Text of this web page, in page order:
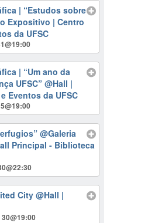
| “Estudos sobre
Expositivo | Centro
da UFSC
| “Um ano da
UFSC”@Hall |
Eventos da UFSC
@Galeria
Principal - Biblioteca
City@Hall |